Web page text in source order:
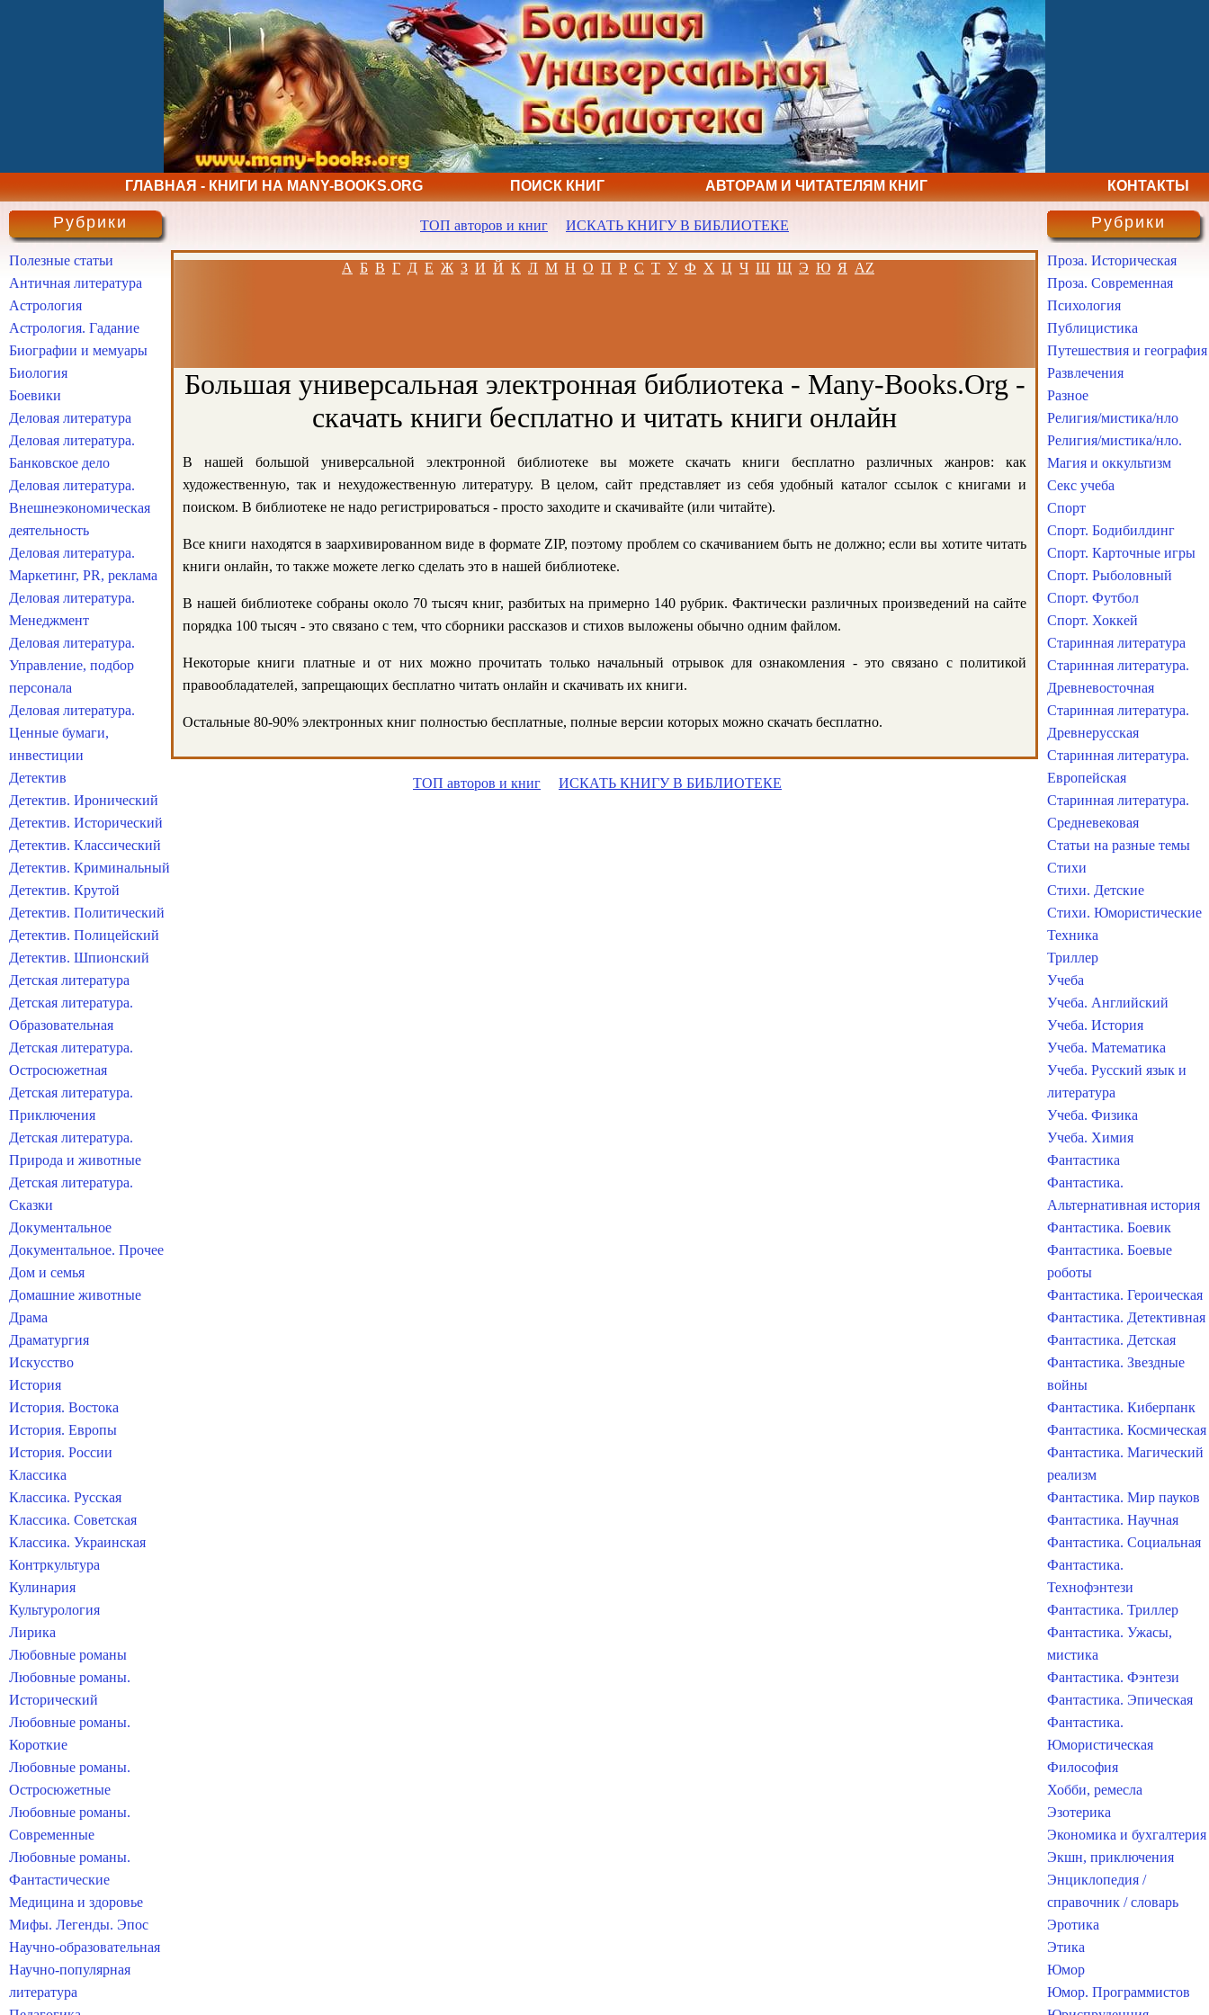
ГЛАВНАЯ - КНИГИ НА MANY-BOOKS.ORG ПОИСК КНИГ АВТОРАМ И ЧИТАТЕЛЯМ КНИГ КОНТАКТЫ
ТОП авторов и книг ИСКАТЬ КНИГУ В БИБЛИОТЕКЕ
А Б В Г Д Е Ж З И Й К Л М Н О П Р С Т У Ф Х Ц Ч Ш Щ Э Ю Я AZ
Большая универсальная электронная библиотека - Many-Books.Org -
скачать книги бесплатно и читать книги онлайн
В нашей большой универсальной электронной библиотеке вы можете скачать книги бесплатно различных жанров: как
художественную, так и нехудожественную литературу. В целом, сайт представляет из себя удобный каталог ссылок с книгами и
поиском. В библиотеке не надо регистрироваться - просто заходите и скачивайте (или читайте).
Все книги находятся в заархивированном виде в формате ZIP, поэтому проблем со скачиванием быть не должно; если вы хотите читать
книги онлайн, то также можете легко сделать это в нашей библиотеке.
В нашей библиотеке собраны около 70 тысяч книг, разбитых на примерно 140 рубрик. Фактически различных произведений на сайте
порядка 100 тысяч - это связано с тем, что сборники рассказов и стихов выложены обычно одним файлом.
Некоторые книги платные и от них можно прочитать только начальный отрывок для ознакомления - это связано с политикой
правообладателей, запрещающих бесплатно читать онлайн и скачивать их книги.
Остальные 80-90% электронных книг полностью бесплатные, полные версии которых можно скачать бесплатно.
ТОП авторов и книг ИСКАТЬ КНИГУ В БИБЛИОТЕКЕ
Рубрики
Полезные статьи
Античная литература
Астрология
Астрология. Гадание
Биографии и мемуары
Биология
Боевики
Деловая литература
Деловая литература.
Банковское дело
Деловая литература.
Внешнеэкономическая
деятельность
Деловая литература.
Маркетинг, PR, реклама
Деловая литература.
Менеджмент
Деловая литература.
Управление, подбор
персонала
Деловая литература.
Ценные бумаги,
инвестиции
Детектив
Детектив. Иронический
Детектив. Исторический
Детектив. Классический
Детектив. Криминальный
Детектив. Крутой
Детектив. Политический
Детектив. Полицейский
Детектив. Шпионский
Детская литература
Детская литература.
Образовательная
Детская литература.
Остросюжетная
Детская литература.
Приключения
Детская литература.
Природа и животные
Детская литература.
Сказки
Документальное
Документальное. Прочее
Дом и семья
Домашние животные
Драма
Драматургия
Искусство
История
История. Востока
История. Европы
История. России
Классика
Классика. Русская
Классика. Советская
Классика. Украинская
Контркультура
Кулинария
Культурология
Лирика
Любовные романы
Любовные романы.
Исторический
Любовные романы.
Короткие
Любовные романы.
Остросюжетные
Любовные романы.
Современные
Любовные романы.
Фантастические
Медицина и здоровье
Мифы. Легенды. Эпос
Научно-образовательная
Научно-популярная
литература
Рубрики
Проза. Историческая
Проза. Современная
Психология
Публицистика
Путешествия и география
Развлечения
Разное
Религия/мистика/нло
Религия/мистика/нло.
Магия и оккультизм
Секс учеба
Спорт
Спорт. Бодибилдинг
Спорт. Карточные игры
Спорт. Рыболовный
Спорт. Футбол
Спорт. Хоккей
Старинная литература
Старинная литература.
Древневосточная
Старинная литература.
Древнерусская
Старинная литература.
Европейская
Старинная литература.
Средневековая
Статьи на разные темы
Стихи
Стихи. Детские
Стихи. Юмористические
Техника
Триллер
Учеба
Учеба. Английский
Учеба. История
Учеба. Математика
Учеба. Русский язык и
литература
Учеба. Физика
Учеба. Химия
Фантастика
Фантастика.
Альтернативная история
Фантастика. Боевик
Фантастика. Боевые
роботы
Фантастика. Героическая
Фантастика. Детективная
Фантастика. Детская
Фантастика. Звездные
войны
Фантастика. Киберпанк
Фантастика. Космическая
Фантастика. Магический
реализм
Фантастика. Мир пауков
Фантастика. Научная
Фантастика. Социальная
Фантастика.
Технофэнтези
Фантастика. Триллер
Фантастика. Ужасы,
мистика
Фантастика. Фэнтези
Фантастика. Эпическая
Фантастика.
Юмористическая
Философия
Хобби, ремесла
Эзотерика
Экономика и бухгалтерия
Экшн, приключения
Энциклопедия /
справочник / словарь
Эротика
Этика
Юмор
Юмор. Программистов